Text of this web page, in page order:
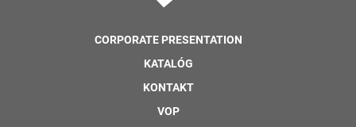
CORPORATE PRESENTATION
KATALÓG
KONTAKT
VOP